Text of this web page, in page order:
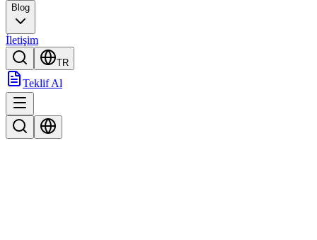
Blog
İletişim
TR
Teklif Al